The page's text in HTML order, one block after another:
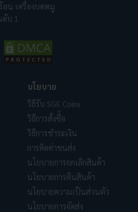
อน เครื่องบดหมู
บ 1
นโยบาย
วิธีรับ SGE Coins
วิธีการสั่งซื้อ
วิธีการชำระเงิน
การคิดค่าขนส่ง
นโยบายการยกเลิกสินค้า
นโยบายการคืนสินค้า
นโยบายความเป็นส่วนตัว
นโยบายการจัดส่ง